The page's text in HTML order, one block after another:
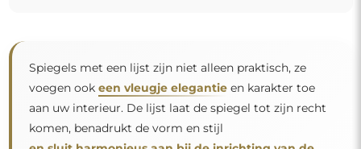
Spiegels met een lijst zijn niet alleen praktisch, ze
voegen ook een vleugje elegantieen karakter toe
aan uw interieur. De lijst laat de spiegel tot zijn recht
komen, benadrukt de vorm en stijl